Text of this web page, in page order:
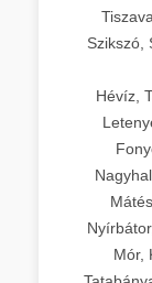
Szikszó,
Hévíz,
Mór,